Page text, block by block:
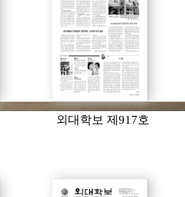
외대학보 제917호